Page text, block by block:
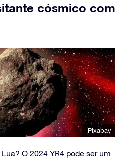
cósmico com
Pixabay
O 2024 YR4 pode ser um